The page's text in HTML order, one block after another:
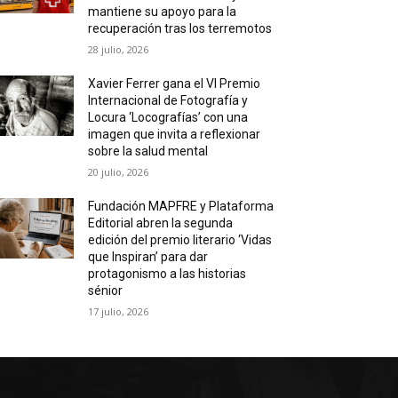
mantiene su apoyo para la
recuperación tras los terremotos
28 julio, 2026
Xavier Ferrer gana el VI Premio
Internacional de Fotografía y
Locura ‘Locografías’ con una
imagen que invita a reflexionar
sobre la salud mental
20 julio, 2026
Fundación MAPFRE y Plataforma
Editorial abren la segunda
edición del premio literario ‘Vidas
que Inspiran’ para dar
protagonismo a las historias
sénior
17 julio, 2026